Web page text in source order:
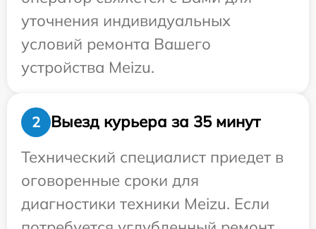
уточнения индивидуальных
условий ремонта Вашего
устройства Meizu.
2
Выезд курьера за 35 минут
Технический специалист приедет в
оговоренные сроки для
диагностики техники Meizu. Если